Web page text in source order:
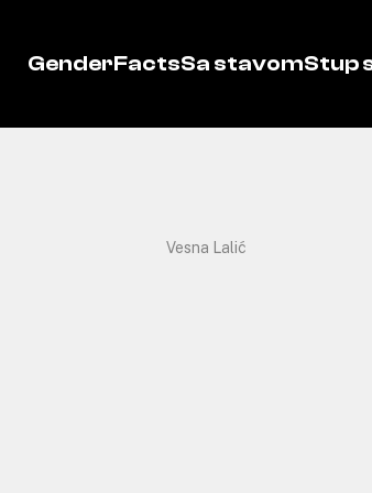
GenderFactsSa stavomStup
Vesna Lalić